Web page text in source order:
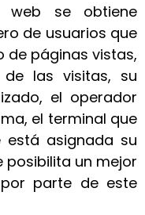
se obtiene
de usuarios que
de páginas vistas,
las visitas, su
el operador
el terminal que
asignada su
posibilita un mejor
parte de este